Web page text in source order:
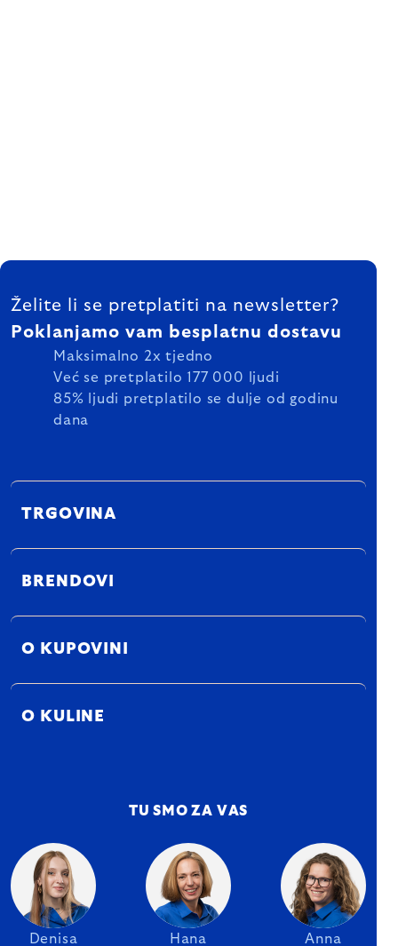
FOOTER
Želite li se pretplatiti na newsletter?
Poklanjamo vam besplatnu dostavu
Maksimalno 2x tjedno
Već se pretplatilo 177 000 ljudi
85% ljudi pretplatilo se dulje od godinu
dana
TRGOVINA
BRENDOVI
O KUPOVINI
O KULINE
TU SMO ZA VAS
Denisa Hana Anna